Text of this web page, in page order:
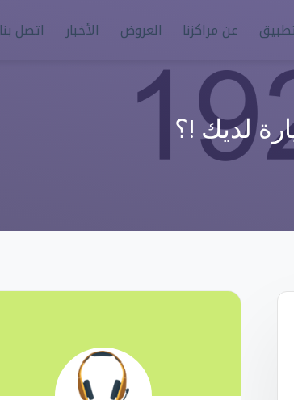
عن مراكزنا العروض الأخبار اتصل بنا
لديك !؟